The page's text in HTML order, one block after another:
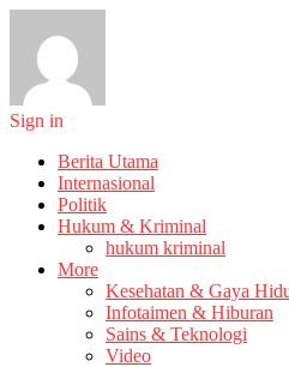
Sign in
Berita Utama
Internasional
Politik
Hukum & Kriminal
hukum kriminal
More
Kesehatan & Gaya
Infotaimen & Hiburan
Sains & Teknologi
Video